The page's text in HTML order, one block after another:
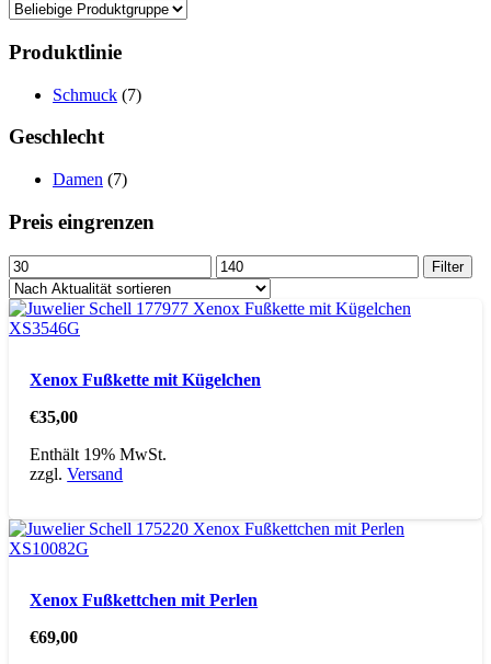
Produktlinie
Schmuck (7)
Geschlecht
Damen (7)
Preis eingrenzen
Min.
Preis
Max.
Preis
Filter
Xenox Fußkette mit Kügelchen
€35,00
Enthält 19% MwSt.
zzgl.Versand
Xenox Fußkettchen mit Perlen
€69,00